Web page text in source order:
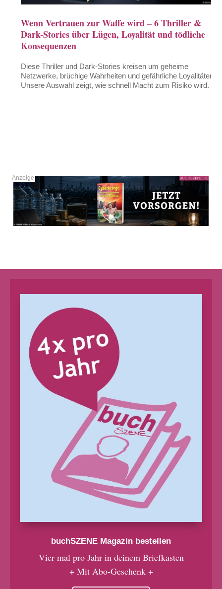
Wenn Vertrauen zur Waffe wird – 6 Thriller &
Dark-Stories über Lügen, Loyalität und tödliche
Konsequenzen
Diese Thriller und Dark-Stories kreisen um geheime
Netzwerke, brüchige Wahrheiten und gefährliche Loyalitäten.
Unsere Auswahl zeigt, wie schnell Macht zum Risiko wird.
buchSZENE Magazin bestellen
Vier mal pro Jahr in deinem Briefkasten
+ Mit Abo-Geschenk +